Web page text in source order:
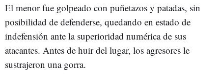
El menor fue golpeado con puñetazos y patadas, sin
posibilidad de defenderse, quedando en estado de
indefensión ante la superioridad numérica de sus
atacantes. Antes de huir del lugar, los agresores le
sustrajeron una gorra.